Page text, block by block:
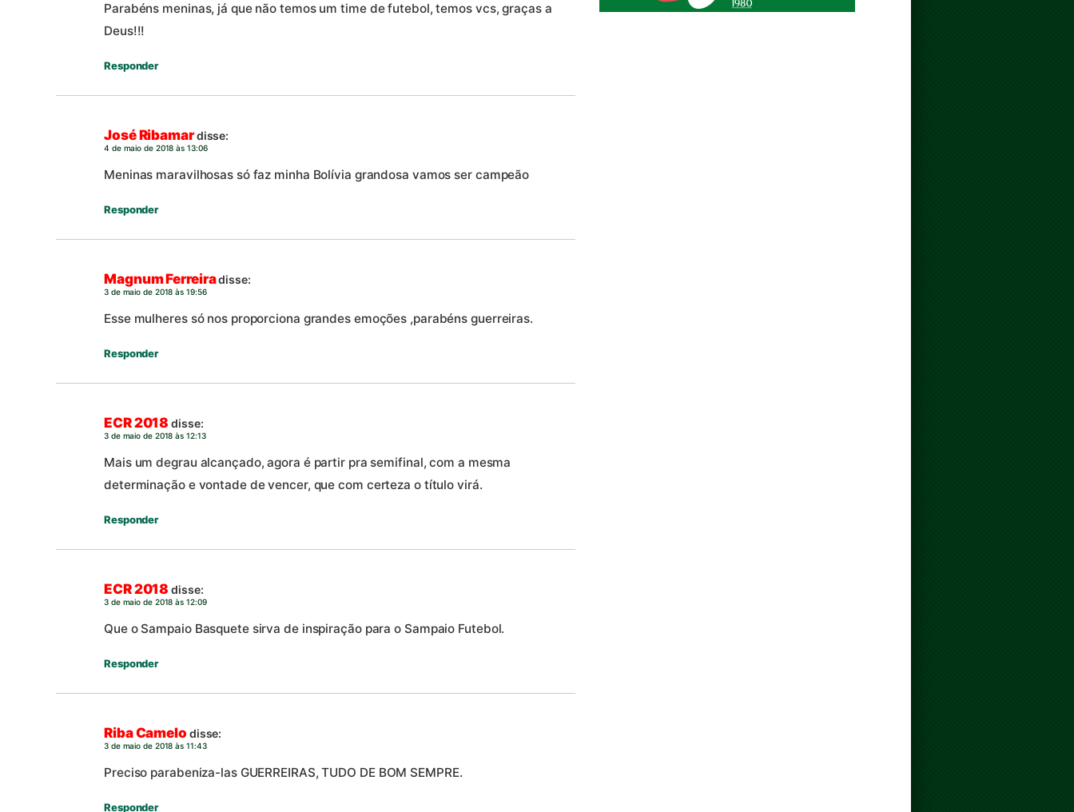
Parabéns meninas, já que não temos um time de futebol, temos vcs, graças a
Deus!!!
Responder
José Ribamardisse:
4 de maio de 2018 às 13:06
Meninas maravilhosas só faz minha Bolívia grandosa vamos ser campeão
Responder
Magnum Ferreiradisse:
3 de maio de 2018 às 19:56
Esse mulheres só nos proporciona grandes emoções ,parabéns guerreiras.
Responder
ECR 2018 disse:
3 de maio de 2018 às 12:13
Mais um degrau alcançado, agora é partir pra semifinal, com a mesma
determinação e vontade de vencer, que com certeza o título virá.
Responder
ECR 2018 disse:
3 de maio de 2018 às 12:09
Que o Sampaio Basquete sirva de inspiração para o Sampaio Futebol.
Responder
Riba Camelo disse:
3 de maio de 2018 às 11:43
Preciso parabeniza-las GUERREIRAS, TUDO DE BOM SEMPRE.
Responder